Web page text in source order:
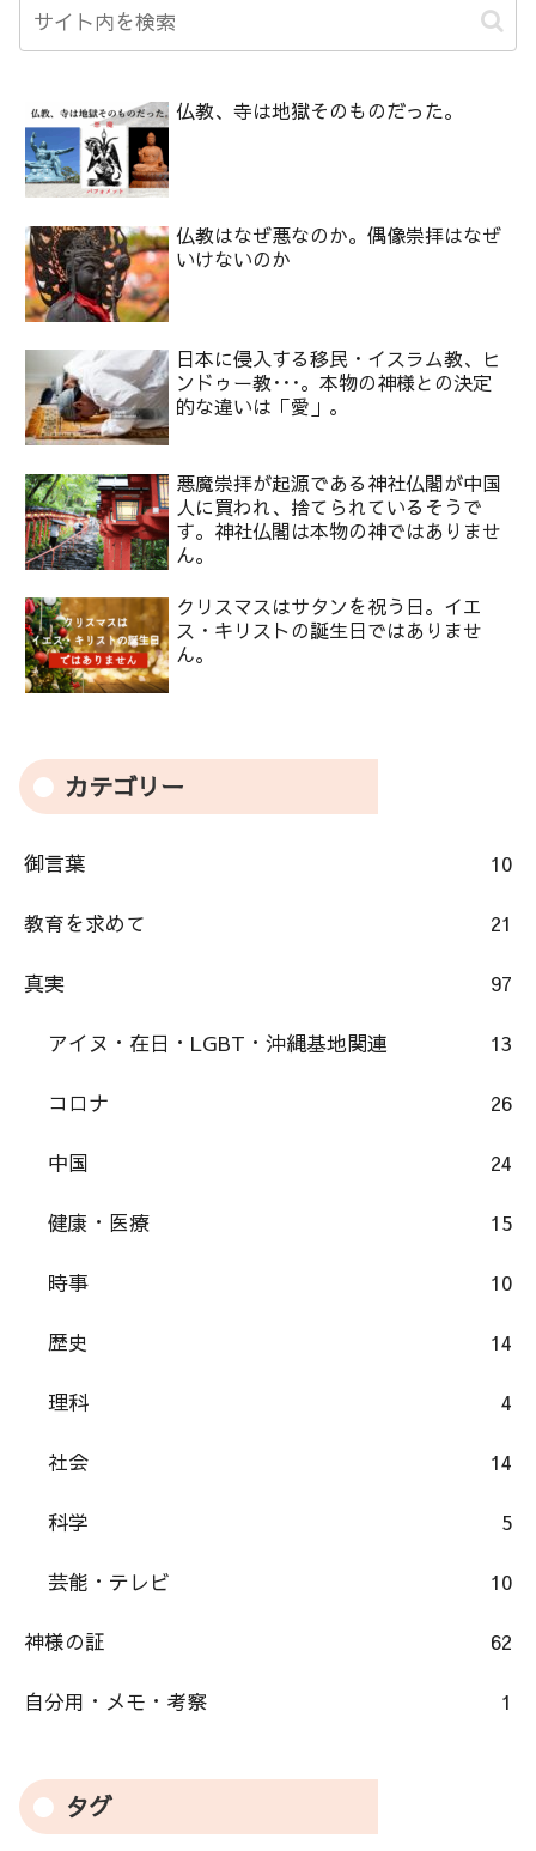
仏教、寺は地獄そのものだった。
仏教はなぜ悪なのか。偶像崇拝はなぜ
いけないのか
日本に侵入する移民・イスラム教、ヒ
ンドゥー教･･･。本物の神様との決定
的な違いは「愛」。
悪魔崇拝が起源である神社仏閣が中国
人に買われ、捨てられているそうで
す。神社仏閣は本物の神ではありませ
ん。
クリスマスはサタンを祝う日。イエ
ス・キリストの誕生日ではありませ
ん。
カテゴリー
御言葉 10
教育を求めて 21
真実 97
アイヌ・在日・LGBT・沖縄基地関連 13
コロナ 26
中国 24
健康・医療 15
時事 10
歴史 14
理科 4
社会 14
科学 5
芸能・テレビ 10
神様の証 62
自分用・メモ・考察 1
タグ